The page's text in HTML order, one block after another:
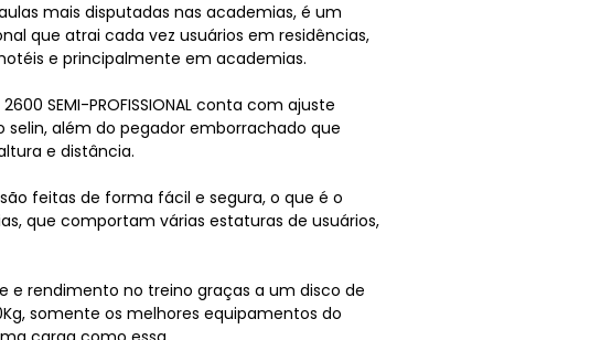
mais disputadas nas academias, é um
que atrai cada vez usuários em residências,
e principalmente em academias.
SEMI-PROFISSIONAL conta com ajuste
selin, além do pegador emborrachado que
e distância.
feitas de forma fácil e segura, o que é o
que comportam várias estaturas de usuários,
e rendimento no treino graças a um disco de
somente os melhores equipamentos do